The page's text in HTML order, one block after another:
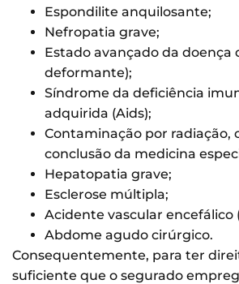
Espondilite anquilosante;
Nefropatia grave;
Estado avançado da doença
deformante);
Síndrome da deficiência
adquirida (Aids);
Contaminação por radiação,
conclusão da medicina
Hepatopatia grave;
Esclerose múltipla;
Acidente vascular encefálico
Abdome agudo cirúrgico.
Consequentemente, para ter
suficiente que o segurado